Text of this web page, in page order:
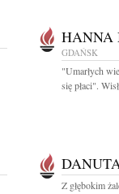
HANNA
GDAŃSK
"Umarłych
się płaci".
Z głębokim